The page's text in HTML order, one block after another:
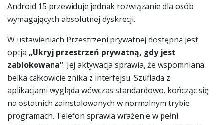
Android 15 przewiduje jednak rozwiązanie dla osób
wymagających absolutnej dyskrecji.
W ustawieniach Przestrzeni prywatnej dostępna jest
opcja „Ukryj przestrzeń prywatną, gdy jest
zablokowana”. Jej aktywacja sprawia, że wspomniana
belka całkowicie znika z interfejsu. Szuflada z
aplikacjami wygląda wówczas standardowo, kończąc się
na ostatnich zainstalowanych w normalnym trybie
programach. Telefon sprawia wrażenie w pełni